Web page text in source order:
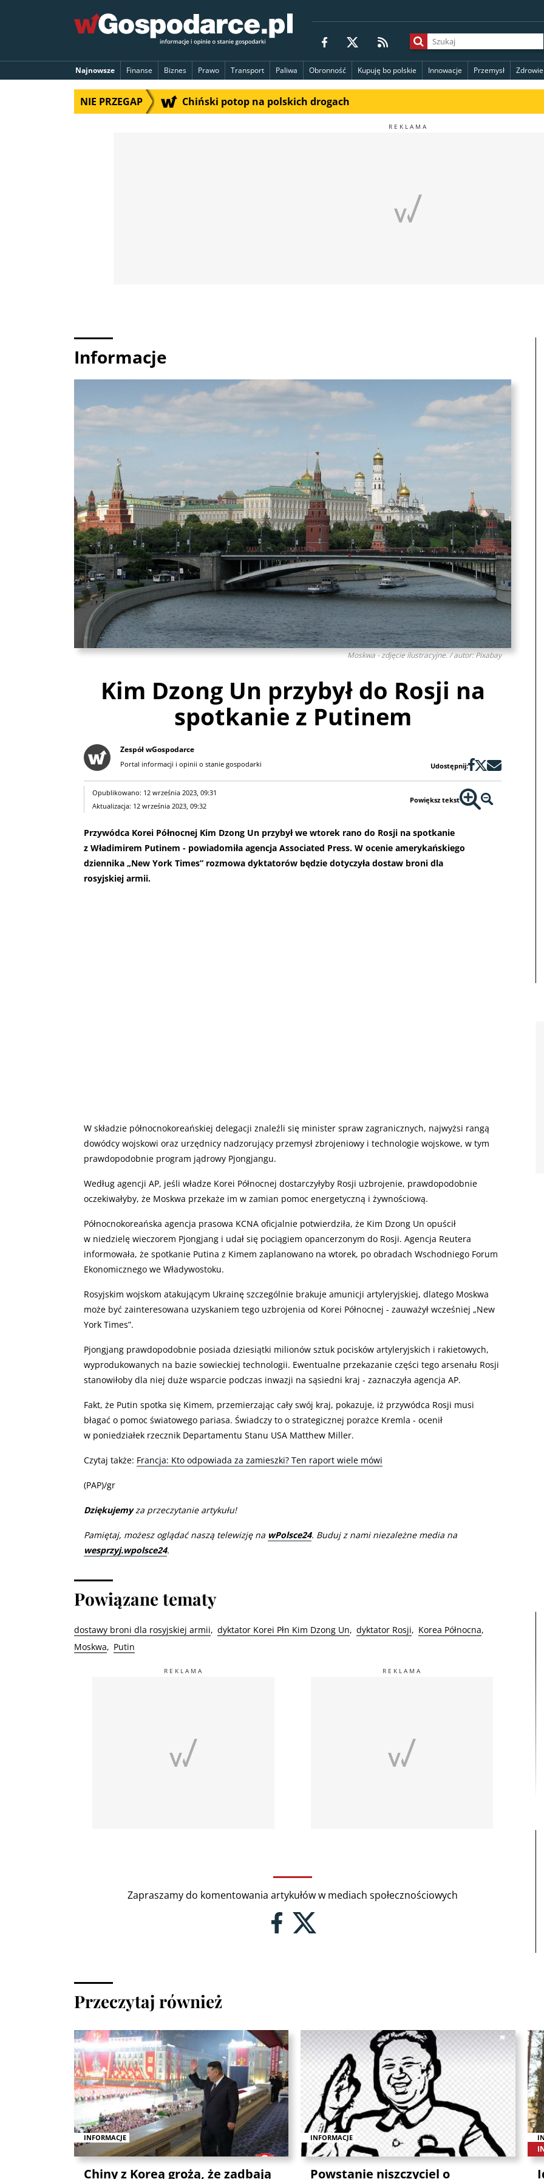
Najnowsze Finanse Biznes Prawo Transport Paliwa Obronność Kupuję bo polskie Innowacje Przemysł Zdrowie
NIE PRZEGAP Chiński potop na polskich drogach
Informacje
Moskwa - zdjęcie ilustracyjne. / autor: Pixabay
Kim Dzong Un przybył do Rosji na
spotkanie z Putinem
Zespół wGospodarce
Portal informacji i opinii o stanie gospodarki Udostępnij:
Opublikowano: 12 września 2023, 09:31
Aktualizacja: 12 września 2023, 09:32
Powiększ tekst
Przywódca Korei Północnej Kim Dzong Un przybył we wtorek rano do Rosji na spotkanie
z Władimirem Putinem - powiadomiła agencja Associated Press. W ocenie amerykańskiego
dziennika „New York Times” rozmowa dyktatorów będzie dotyczyła dostaw broni dla
rosyjskiej armii.
W składzie północnokoreańskiej delegacji znaleźli się minister spraw zagranicznych, najwyżsi rangą
dowódcy wojskowi oraz urzędnicy nadzorujący przemysł zbrojeniowy i technologie wojskowe, w tym
prawdopodobnie program jądrowy Pjongjangu.
Według agencji AP, jeśli władze Korei Północnej dostarczyłyby Rosji uzbrojenie, prawdopodobnie
oczekiwałyby, że Moskwa przekaże im w zamian pomoc energetyczną i żywnościową.
Północnokoreańska agencja prasowa KCNA oficjalnie potwierdziła, że Kim Dzong Un opuścił
w niedzielę wieczorem Pjongjang i udał się pociągiem opancerzonym do Rosji. Agencja Reutera
informowała, że spotkanie Putina z Kimem zaplanowano na wtorek, po obradach Wschodniego Forum
Ekonomicznego we Władywostoku.
Rosyjskim wojskom atakującym Ukrainę szczególnie brakuje amunicji artyleryjskiej, dlatego Moskwa
może być zainteresowana uzyskaniem tego uzbrojenia od Korei Północnej - zauważył wcześniej „New
York Times”.
Pjongjang prawdopodobnie posiada dziesiątki milionów sztuk pocisków artyleryjskich i rakietowych,
wyprodukowanych na bazie sowieckiej technologii. Ewentualne przekazanie części tego arsenału Rosji
stanowiłoby dla niej duże wsparcie podczas inwazji na sąsiedni kraj - zaznaczyła agencja AP.
Fakt, że Putin spotka się Kimem, przemierzając cały swój kraj, pokazuje, iż przywódca Rosji musi
błagać o pomoc światowego pariasa. Świadczy to o strategicznej porażce Kremla - ocenił
w poniedziałek rzecznik Departamentu Stanu USA Matthew Miller.
Czytaj także: Francja: Kto odpowiada za zamieszki? Ten raport wiele mówi
(PAP)/gr
Dziękujemyza przeczytanie artykułu!
Pamiętaj, możesz oglądać naszą telewizję na wPolsce24. Buduj z nami niezależne media na
wesprzyj.wpolsce24.
Powiązane tematy
dostawy broni dla rosyjskiej armii dyktator Korei Płn Kim Dzong Un dyktator Rosji
Korea Północna
Moskwa
Putin
Zapraszamy do komentowania artykułów w mediach społecznościowych
Przeczytaj również
INFORMACJE
Chiny z Koreą grożą, że zadbają
INFORMACJE
Powstanie niszczyciel o